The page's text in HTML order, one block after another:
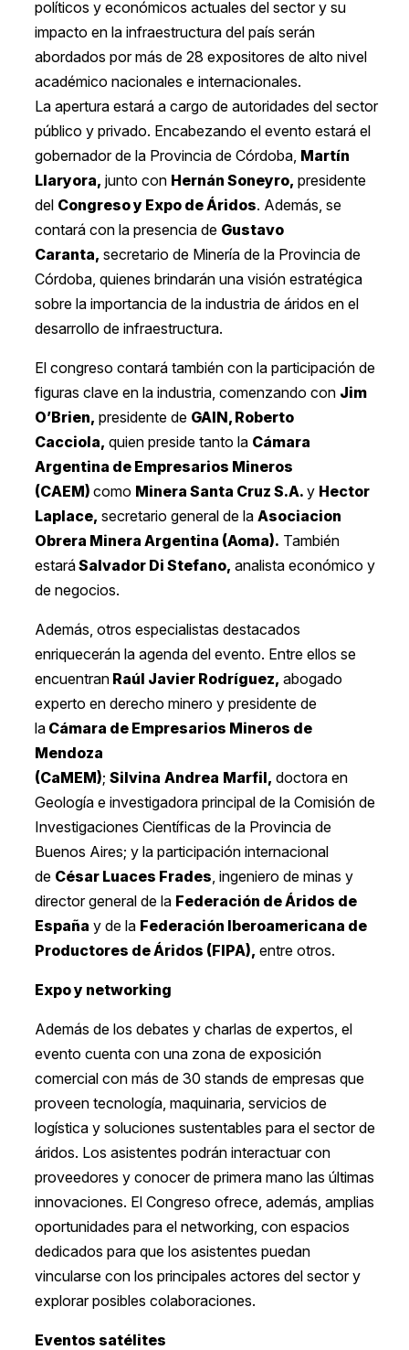
políticos y económicos actuales del sector y su
impacto en la infraestructura del país serán
abordados por más de 28 expositores de alto nivel
académico nacionales e internacionales.
La apertura estará a cargo de autoridades del sector
público y privado. Encabezando el evento estará el
gobernador de la Provincia de Córdoba, Martín
Llaryora, junto con Hernán Soneyro, presidente
del Congreso y Expo de Áridos. Además, se
contará con la presencia de Gustavo
Caranta, secretario de Minería de la Provincia de
Córdoba, quienes brindarán una visión estratégica
sobre la importancia de la industria de áridos en el
desarrollo de infraestructura.
El congreso contará también con la participación de
figuras clave en la industria, comenzando con Jim
O’Brien, presidente de GAIN, Roberto
Cacciola, quien preside tanto la Cámara
Argentina de Empresarios Mineros
(CAEM) como Minera Santa Cruz S.A. y Hector
Laplace, secretario general de la Asociacion
Obrera Minera Argentina (Aoma). También
estaráSalvador Di Stefano, analista económico y
de negocios.
Además, otros especialistas destacados
enriquecerán la agenda del evento. Entre ellos se
encuentranRaúl Javier Rodríguez, abogado
experto en derecho minero y presidente de
laCámara de Empresarios Mineros de
Mendoza
(CaMEM); Silvina Andrea Marfil, doctora en
Geología e investigadora principal de la Comisión de
Investigaciones Científicas de la Provincia de
Buenos Aires; y la participación internacional
de César Luaces Frades , ingeniero de minas y
director general de la Federación de Áridos de
España y de la Federación Iberoamericana de
Productores de Áridos (FIPA), entre otros.
Expo y networking
Además de los debates y charlas de expertos, el
evento cuenta con una zona de exposición
comercial con más de 30 stands de empresas que
proveen tecnología, maquinaria, servicios de
logística y soluciones sustentables para el sector de
áridos. Los asistentes podrán interactuar con
proveedores y conocer de primera mano las últimas
innovaciones. El Congreso ofrece, además, amplias
oportunidades para el networking, con espacios
dedicados para que los asistentes puedan
vincularse con los principales actores del sector y
explorar posibles colaboraciones.
Eventos satélites